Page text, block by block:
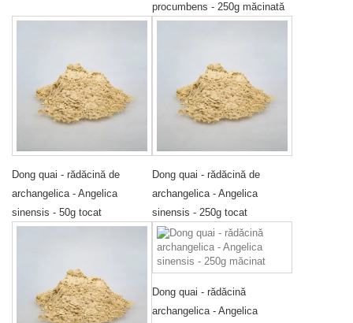
procumbens - 250g măcinată
Dong quai - rădăcină de
archangelica - Angelica
sinensis - 50g tocat
Dong quai - rădăcină de
archangelica - Angelica
sinensis - 250g tocat
Dong quai - rădăcină
archangelica - Angelica